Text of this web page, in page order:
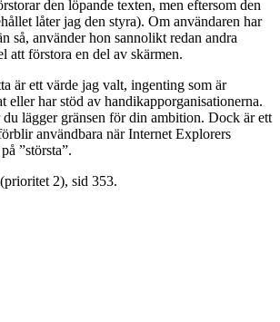
den löpande texten, men eftersom den
låter jag den styra). Om användaren har
så, använder hon sannolikt redan andra
att förstora en del av skärmen.
är ett värde jag valt, ingenting som är
eller har stöd av handikapporganisationerna.
lägger gränsen för din ambition. Dock är ett
användbara när Internet Explorers
”största”.
2), sid 353.